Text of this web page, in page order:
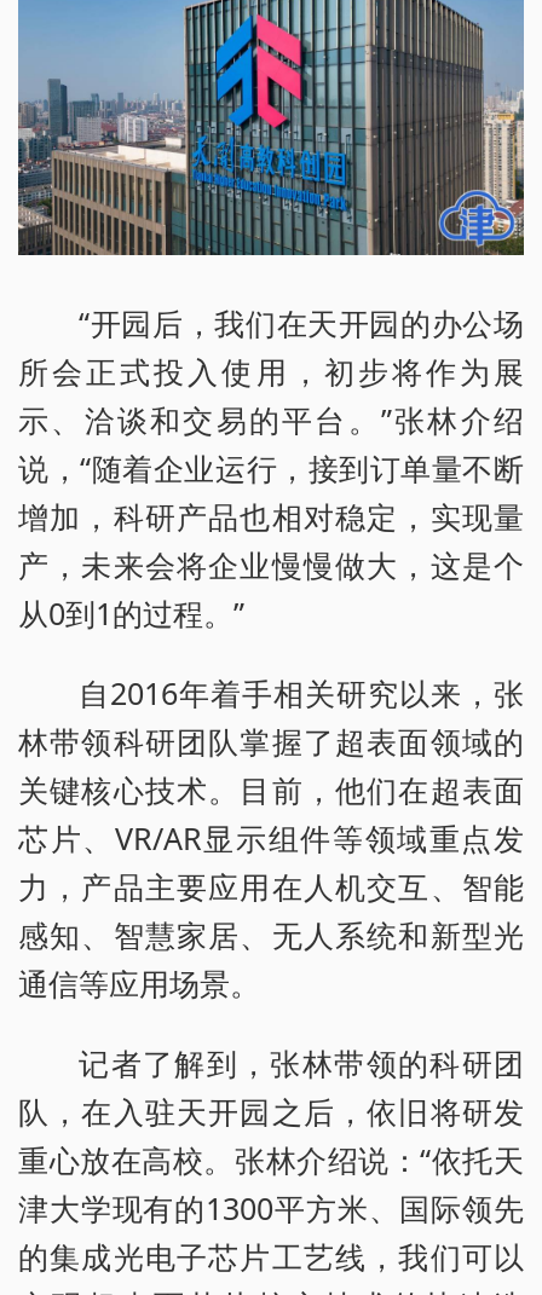
“开园后，我们在天开园的办公场
所会正式投入使用，初步将作为展
示、洽谈和交易的平台。”张林介绍
说，“随着企业运行，接到订单量不断
增加，科研产品也相对稳定，实现量
产，未来会将企业慢慢做大，这是个
从0到1的过程。”
自2016年着手相关研究以来，张
林带领科研团队掌握了超表面领域的
关键核心技术。目前，他们在超表面
芯片、VR/AR显示组件等领域重点发
力，产品主要应用在人机交互、智能
感知、智慧家居、无人系统和新型光
通信等应用场景。
记者了解到，张林带领的科研团
队，在入驻天开园之后，依旧将研发
重心放在高校。张林介绍说：“依托天
津大学现有的1300平方米、国际领先
的集成光电子芯片工艺线，我们可以